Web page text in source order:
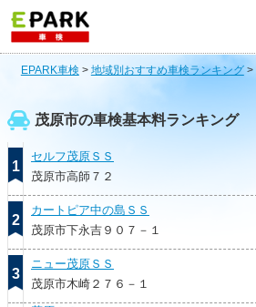
EPARK車検 > 地域別おすすめ車検ランキング>
茂原市の車検基本料ランキング
1
セルフ茂原ＳＳ
茂原市高師７２
2
カートピア中の島ＳＳ
茂原市下永吉９０７－１
3
ニュー茂原ＳＳ
茂原市木崎２７６－１